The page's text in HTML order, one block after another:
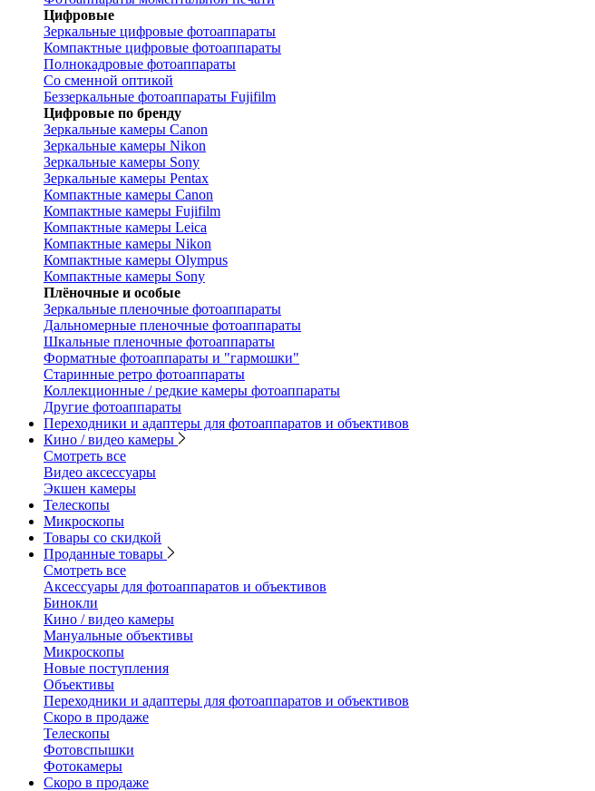
Цифровые
Зеркальные цифровые фотоаппараты
Компактные цифровые фотоаппараты
Полнокадровые фотоаппараты
Со сменной оптикой
Беззеркальные фотоаппараты Fujifilm
Цифровые по бренду
Зеркальные камеры Canon
Зеркальные камеры Nikon
Зеркальные камеры Sony
Зеркальные камеры Pentax
Компактные камеры Canon
Компактные камеры Fujifilm
Компактные камеры Leica
Компактные камеры Nikon
Компактные камеры Olympus
Компактные камеры Sony
Плёночные и особые
Зеркальные пленочные фотоаппараты
Дальномерные пленочные фотоаппараты
Шкальные пленочные фотоаппараты
Форматные фотоаппараты и "гармошки"
Старинные ретро фотоаппараты
Коллекционные / редкие камеры фотоаппараты
Другие фотоаппараты
Переходники и адаптеры для фотоаппаратов и объективов
Кино / видео камеры
Смотреть все
Видео аксессуары
Экшен камеры
Телескопы
Микроскопы
Товары со скидкой
Проданные товары
Смотреть все
Аксессуары для фотоаппаратов и объективов
Бинокли
Кино / видео камеры
Мануальные объективы
Микроскопы
Новые поступления
Объективы
Переходники и адаптеры для фотоаппаратов и объективов
Скоро в продаже
Телескопы
Фотовспышки
Фотокамеры
Скоро в продаже